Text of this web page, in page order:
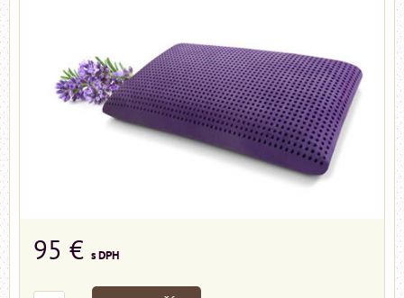
95 € s DPH